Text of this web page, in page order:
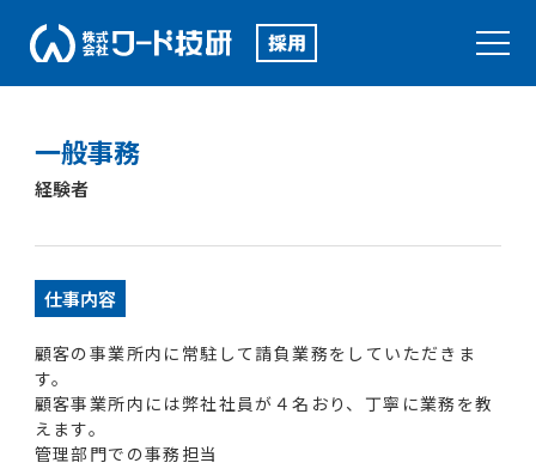
一般事務
経験者
仕事内容
顧客の事業所内に常駐して請負業務をしていただきま
す。
顧客事業所内には弊社社員が４名おり、丁寧に業務を教
えます。
管理部門での事務担当